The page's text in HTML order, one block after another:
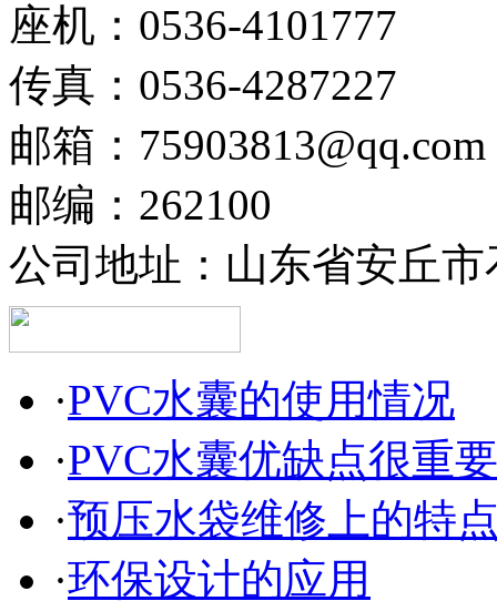
座机：0536-4101777
传真：0536-4287227
邮箱：75903813@qq.com
邮编：262100
公司地址：山东省安丘
·PVC水囊的使用情况
·PVC水囊优缺点很重要
·预压水袋维修上的特
·环保设计的应用